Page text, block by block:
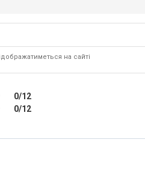
на сайті
0/12
0/12